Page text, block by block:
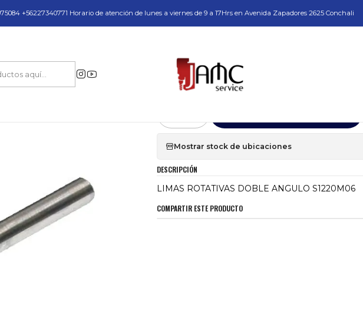
y Servicio Técnico
+56227340771 Horario de atención de lunes a viernes de 9 a 17Hrs en Avenida Zapadores 2625 Conchali
LIMAS ROTATIVAS DOBLE
Mostrar stock de ubicaciones
DESCRIPCIÓN
LIMAS ROTATIVAS DOBLE ANGULO S1220M06
COMPARTIR ESTE PRODUCTO